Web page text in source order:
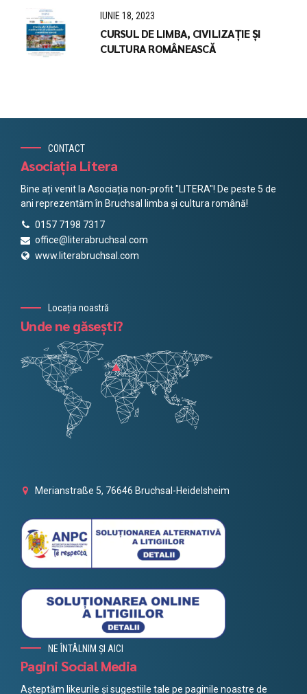
IUNIE 18, 2023
CURSUL DE LIMBA, CIVILIZAȚIE ȘI
CULTURA ROMÂNEASCĂ
CONTACT
Asociația Litera
Bine ați venit la Asociația non-profit "LITERA"! De peste 5 de
ani reprezentăm în Bruchsal limba și cultura română!
0157 7198 7317
office@literabruchsal.com
www.literabruchsal.com
Locația noastră
Unde ne găsești?
Merianstraße 5, 76646 Bruchsal-Heidelsheim
NE ÎNTÂLNIM ȘI AICI
Pagini Social Media
Așteptăm likeurile și sugestiile tale pe paginile noastre de